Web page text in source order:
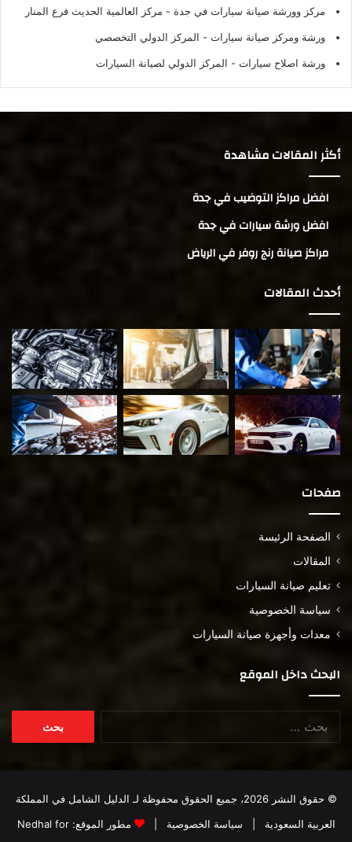
مركز وورشة صيانة سيارات في جدة - مركز العالمية الحديث فرع المنار
ورشة ومركز صيانة سيارات - المركز الدولي التخصصي
ورشة اصلاح سيارات - المركز الدولي لصيانة السيارات
أكثر المقالات مشاهدة
افضل مراكز التوضيب في جدة
افضل ورشة سيارات في جدة
مراكز صيانة رنج روفر في الرياض
أحدث المقالات
صفحات
الصفحة الرئيسة
المقالات
تعليم صيانة السيارات
سياسة الخصوصية
معدات وأجهزة صيانة السيارات
البحث داخل الموقع
© حقوق النشر 2026، جميع الحقوق محفوظة لـ
الدليل الشامل في المملكة
العربية السعودية
سياسة الخصوصية | مطور الموقع:Nedhal for